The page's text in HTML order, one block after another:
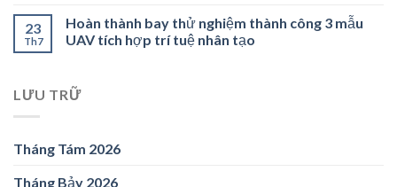
23
Th7
Hoàn thành bay thử nghiệm thành công 3 mẫu
UAV tích hợp trí tuệ nhân tạo
LƯU TRỮ
Tháng Tám 2026
Tháng Bảy 2026